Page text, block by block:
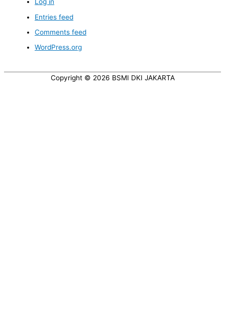
Log in
Entries feed
Comments feed
WordPress.org
Copyright © 2026 BSMI DKI JAKARTA